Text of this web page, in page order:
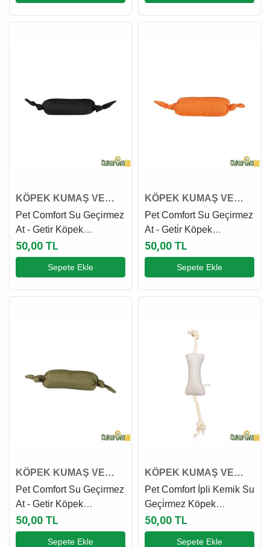
KÖPEK KUMAŞ VE
PELUŞ OYUNCAK
Pet Comfort Su Geçirmez
At - Getir Köpek
Oyuncağı Siyah - 35 Cm
50,00 TL
Sepete Ekle
KÖPEK KUMAŞ VE
PELUŞ OYUNCAK
Pet Comfort Su Geçirmez
At - Geti̇r Köpek
Oyuncağı Turuncu - 35
Cm
50,00 TL
Sepete Ekle
KÖPEK KUMAŞ VE
PELUŞ OYUNCAK
Pet Comfort Su Geçirmez
At - Getir Köpek
Oyuncağı Yeşil - 35 Cm
50,00 TL
Sepete Ekle
KÖPEK KUMAŞ VE
PELUŞ OYUNCAK
Pet Comfort İpli Kemik Su
Geçi̇rmez Köpek
Oyuncağı Açık Gri - 17
Cm
50,00 TL
Sepete Ekle